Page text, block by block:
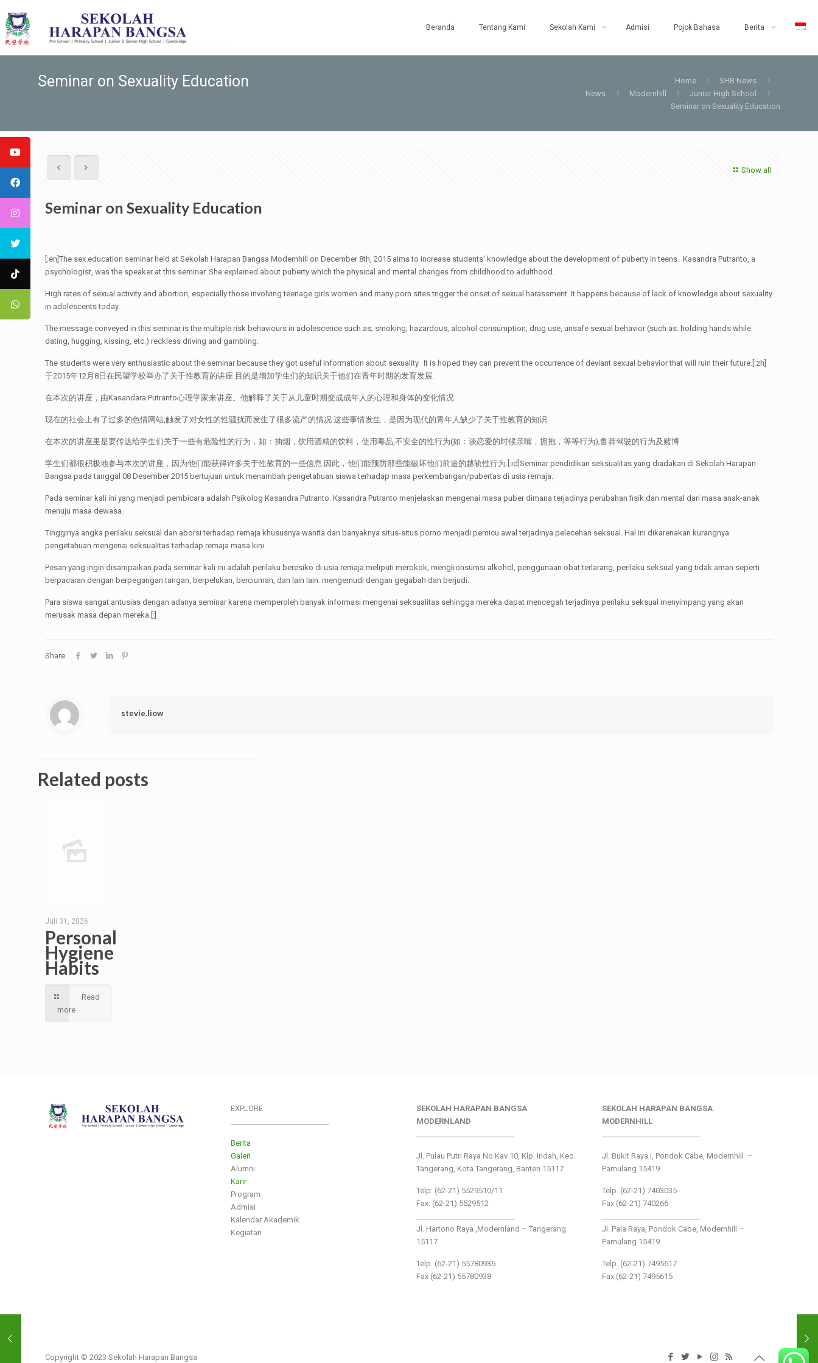
Beranda Tentang Kami Sekolah Kami Admisi Pojok Bahasa Berita
Seminar on Sexuality Education Home
SHB News
News
Modernhill
Junior High School
Seminar on Sexuality Education
Show all
Seminar on Sexuality Education
[:en]The sex education seminar held at Sekolah Harapan Bangsa Modernhill on December 8th, 2015 aims to increase students' knowledge about the development of puberty in teens. Kasandra Putranto, a
psychologist, was the speaker at this seminar. She explained about puberty which the physical and mental changes from childhood to adulthood.
High rates of sexual activity and abortion, especially those involving teenage girls women and many porn sites trigger the onset of sexual harassment. It happens because of lack of knowledge about sexuality
in adolescents today.
The message conveyed in this seminar is the multiple risk behaviours in adolescence such as; smoking, hazardous, alcohol consumption, drug use, unsafe sexual behavior (such as: holding hands while
dating, hugging, kissing, etc.) reckless driving and gambling.
The students were very enthusiastic about the seminar because they got useful information about sexuality. It is hoped they can prevent the occurrence of deviant sexual behavior that will ruin their future.[:zh]
于2015年12月8日在民望学校举办了关于性教育的讲座.目的是增加学生们的知识关于他们在青年时期的发育发展.
在本次的讲座，由Kasandara Putranto心理学家来讲座。他解释了关于从儿童时期变成成年人的心理和身体的变化情况.
现在的社会上有了过多的色情网站,触发了对女性的性骚扰而发生了很多流产的情况.这些事情发生，是因为现代的青年人缺少了关于性教育的知识.
在本次的讲座里是要传达给学生们关于一些有危险性的行为，如：抽烟，饮用酒精的饮料，使用毒品,不安全的性行为(如：谈恋爱的时候亲嘴，拥抱，等等行为),鲁莽驾驶的行为及赌博.
学生们都很积极地参与本次的讲座，因为他们能获得许多关于性教育的一些信息.因此，他们能预防那些能破坏他们前途的越轨性行为.[:id]Seminar pendidikan seksualitas yang diadakan di Sekolah Harapan
Bangsa pada tanggal 08 Desember 2015 bertujuan untuk menambah pengetahuan siswa terhadap masa perkembangan/pubertas di usia remaja.
Pada seminar kali ini yang menjadi pembicara adalah Psikolog Kasandra Putranto. Kasandra Putranto menjelaskan mengenai masa puber dimana terjadinya perubahan fisik dan mental dari masa anak-anak
menuju masa dewasa.
Tingginya angka perilaku seksual dan aborsi terhadap remaja khususnya wanita dan banyaknya situs-situs porno menjadi pemicu awal terjadinya pelecehan seksual. Hal ini dikarenakan kurangnya
pengetahuan mengenai seksualitas terhadap remaja masa kini.
Pesan yang ingin disampaikan pada seminar kali ini adalah perilaku beresiko di usia remaja meliputi merokok, mengkonsumsi alkohol, penggunaan obat terlarang, perilaku seksual yang tidak aman seperti
berpacaran dengan berpegangan tangan, berpelukan, berciuman, dan lain lain. mengemudi dengan gegabah dan berjudi.
Para siswa sangat antusias dengan adanya seminar karena memperoleh banyak informasi mengenai seksualitas sehingga mereka dapat mencegah terjadinya perilaku seksual menyimpang yang akan
merusak masa depan mereka.[:]
Share
stevie.liow
Related posts
Juli 31, 2026
Personal
Hygiene
Habits
Read
more
EXPLORE
Berita
Galeri
Alumni
Karir
Program
Admisi
Kalendar Akademik
Kegiatan
SEKOLAH HARAPAN BANGSA
MODERNLAND
Jl. Pulau Putri Raya No.Kav 10, Klp. Indah, Kec.
Tangerang, Kota Tangerang, Banten 15117
Telp: (62-21) 5529510/11
Fax: (62-21) 5529512
Jl. Hartono Raya ,Modernland – Tangerang
15117
Telp. (62-21) 55780936
Fax (62-21) 55780938
SEKOLAH HARAPAN BANGSA
MODERNHILL
Jl. Bukit Raya I, Pondok Cabe, Modernhill –
Pamulang 15419
Telp. (62-21) 7403035
Fax (62-21) 740266
Jl. Pala Raya, Pondok Cabe, Modernhill –
Pamulang 15419
Telp. (62-21) 7495617
Fax (62-21) 7495615
Copyright © 2023 Sekolah Harapan Bangsa